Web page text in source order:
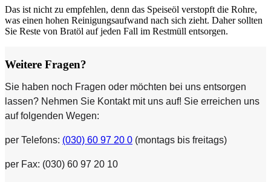
Das ist nicht zu empfehlen, denn das Speiseöl verstopft die Rohre,
was einen hohen Reinigungsaufwand nach sich zieht. Daher sollten
Sie Reste von Bratöl auf jeden Fall im Restmüll entsorgen.
Weitere Fragen?
Sie haben noch Fragen oder möchten bei uns entsorgen
lassen? Nehmen Sie Kontakt mit uns auf! Sie erreichen uns
auf folgenden Wegen:
per Telefons: (030) 60 97 20 0 (montags bis freitags)
per Fax: (030) 60 97 20 10